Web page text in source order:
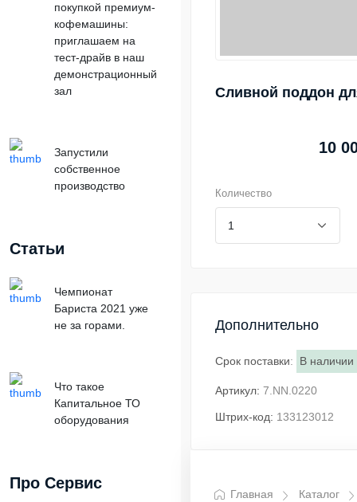
покупкой премиум-
кофемашины:
приглашаем на
тест-драйв в наш
демонстрационный
зал
Запустили
собственное
производство
Статьи
Чемпионат
Бариста 2021 уже
не за горами.
Что такое
Капитальное ТО
оборудования
Про Сервис
Сливной поддон
10
Количество
Дополнительно
Срок поставки: В наличии
Артикул: 7.NN.0220
Штрих-код: 133123012
Главная
Каталог